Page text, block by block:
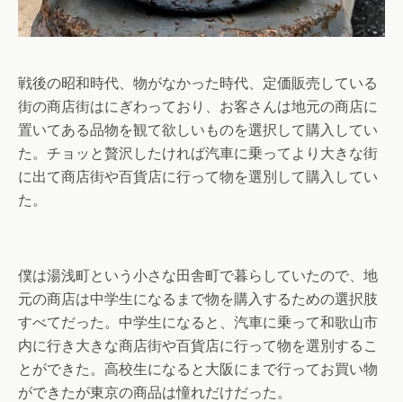
戦後の昭和時代、物がなかった時代、定価販売している
街の商店街はにぎわっており、お客さんは地元の商店に
置いてある品物を観て欲しいものを選択して購入してい
た。チョッと贅沢したければ汽車に乗ってより大きな街
に出て商店街や百貨店に行って物を選別して購入してい
た。
僕は湯浅町という小さな田舎町で暮らしていたので、地
元の商店は中学生になるまで物を購入するための選択肢
すべてだった。中学生になると、汽車に乗って和歌山市
内に行き大きな商店街や百貨店に行って物を選別するこ
とができた。高校生になると大阪にまで行ってお買い物
ができたが東京の商品は憧れだけだった。